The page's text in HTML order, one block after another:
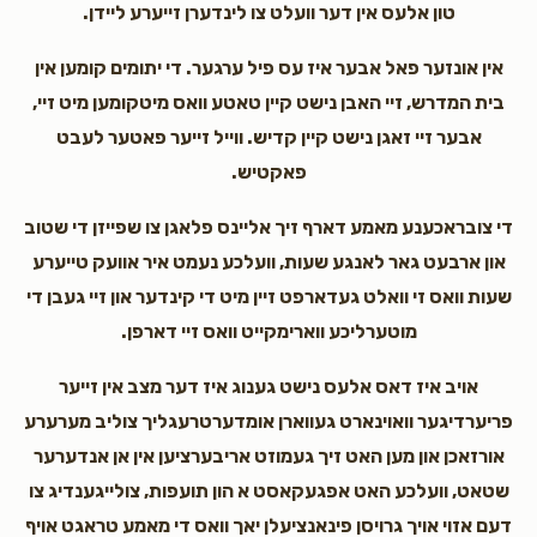
Motty WeberYakov Menachem and Yumi Sebbag
$54.00
3 מאל ח"י
Sorry for the late response
טון אלעס אין דער וועלט צו לינדערן זייערע ליידן.
אין אונזער פאל אבער איז עס פיל ערגער. די יתומים קומען אין
בית המדרש, זיי האבן נישט קיין טאטע וואס מיטקומען מיט זיי,
אבער זיי זאגן נישט קיין קדיש. ווייל זייער פאטער לעבט
פאקטיש.
די צובראכענע מאמע דארף זיך אליינס פלאגן צו שפייזן די שטוב
און ארבעט גאר לאנגע שעות, וועלכע נעמט איר אוועק טייערע
שעות וואס זי וואלט געדארפט זיין מיט די קינדער און זיי געבן די
מוטערליכע ווארימקייט וואס זיי דארפן.
אויב איז דאס אלעס נישט גענוג איז דער מצב אין זייער
פריערדיגער וואוינארט געווארן אומדערטרעגליך צוליב מערערע
אורזאכן און מען האט זיך געמוזט אריבערציען אין אן אנדערער
שטאט, וועלכע האט אפגעקאסט א הון תועפות, צולייגענדיג צו
דעם אזוי אויך גרויסן פינאנציעלן יאך וואס די מאמע טראגט אויף